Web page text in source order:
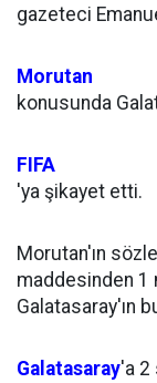
gazeteci
Morutan
konusunda
FIFA
'ya şikayet etti.
Morutan'ın
maddesinden 1
Galatasaray'ın
Galatasaray'a 2